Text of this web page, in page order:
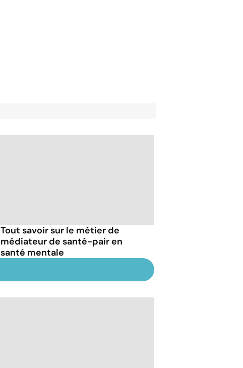
Tout savoir sur le métier de
médiateur de santé-pair en
santé mentale